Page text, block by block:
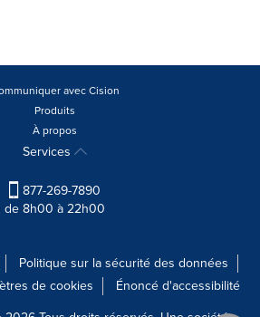
avec Cision
Produits
À propos
Services
877-269-7890
de 8h00 à 22h00
Politique sur la sécurité des données
de cookies
Énoncé d'accessibilité